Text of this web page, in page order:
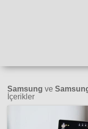
Samsung ve
İçerikler